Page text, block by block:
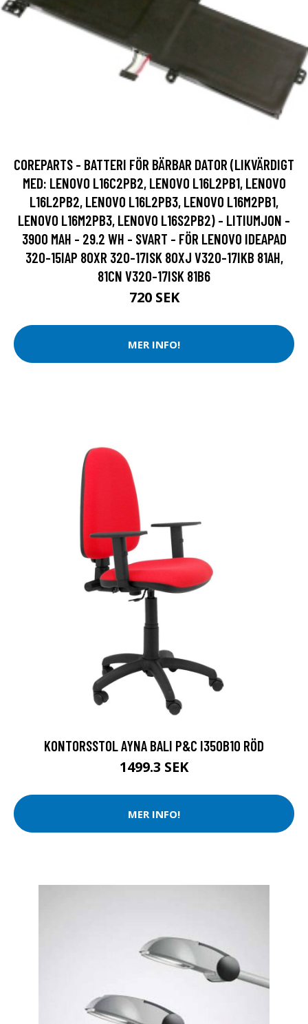
COREPARTS - BATTERI FÖR BÄRBAR DATOR (LIKVÄRDIGT
MED: LENOVO L16C2PB2, LENOVO L16L2PB1, LENOVO
L16L2PB2, LENOVO L16L2PB3, LENOVO L16M2PB1,
LENOVO L16M2PB3, LENOVO L16S2PB2) - LITIUMJON -
3900 MAH - 29.2 WH - SVART - FÖR LENOVO IDEAPAD
320-15IAP 80XR 320-17ISK 80XJ V320-17IKB 81AH,
81CN V320-17ISK 81B6
720 SEK
MER INFO!
KONTORSSTOL AYNA BALI P&C I350B10 RÖD
1499.3 SEK
MER INFO!